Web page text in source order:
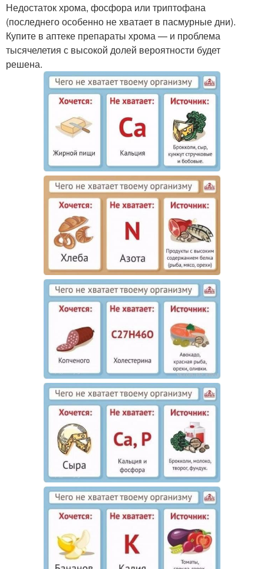
Недостаток хрома, фосфора или триптофана
(последнего особенно не хватает в пасмурные дни).
Купите в аптеке препараты хрома — и проблема
тысячелетия с высокой долей вероятности будет
решена.